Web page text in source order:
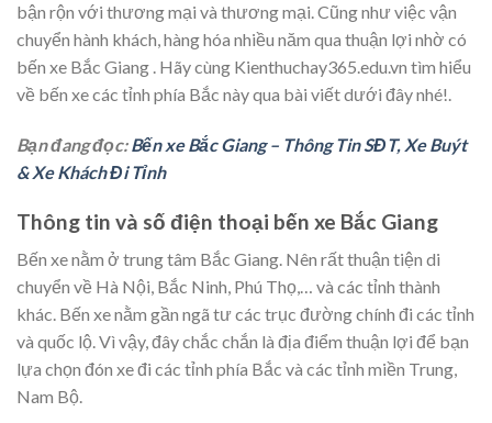
bận rộn với thương mại và thương mại. Cũng như việc vận
chuyển hành khách, hàng hóa nhiều năm qua thuận lợi nhờ có
bến xe Bắc Giang . Hãy cùng Kienthuchay365.edu.vn tìm hiểu
về bến xe các tỉnh phía Bắc này qua bài viết dưới đây nhé!.
Bạn đang đọc:Bến xe Bắc Giang – Thông Tin SĐT, Xe Buýt
& Xe Khách Đi Tỉnh
Thông tin và số điện thoại bến xe Bắc Giang
Bến xe nằm ở trung tâm Bắc Giang. Nên rất thuận tiện di
chuyển về Hà Nội, Bắc Ninh, Phú Thọ,… và các tỉnh thành
khác. Bến xe nằm gần ngã tư các trục đường chính đi các tỉnh
và quốc lộ. Vì vậy, đây chắc chắn là địa điểm thuận lợi để bạn
lựa chọn đón xe đi các tỉnh phía Bắc và các tỉnh miền Trung,
Nam Bộ.